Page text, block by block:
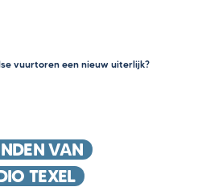
vuurtoren een nieuw uiterlijk?
VAN
TEXEL